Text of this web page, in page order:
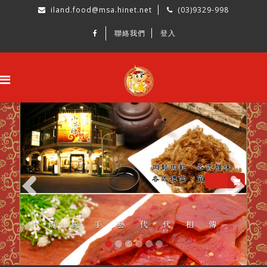
iland.food@msa.hinet.net (03)9329-998
聯絡我們 登入